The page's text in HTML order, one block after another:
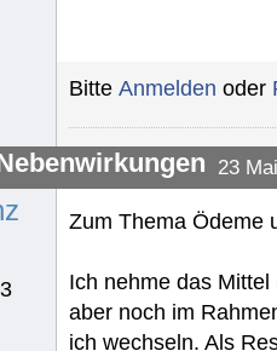
Bitte Anmelden oder
23
Zum Thema Ödeme
Ich nehme das
aber noch im
ich wechseln. Als